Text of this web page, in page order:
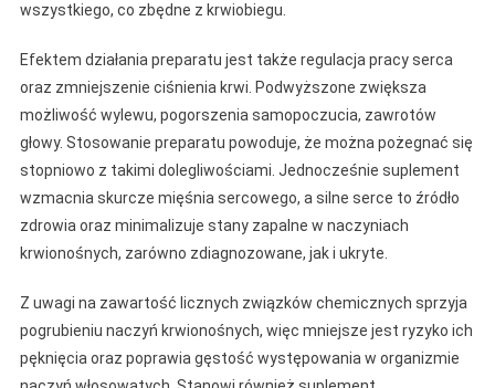
wszystkiego, co zbędne z krwiobiegu.
Efektem działania preparatu jest także regulacja pracy serca
oraz zmniejszenie ciśnienia krwi. Podwyższone zwiększa
możliwość wylewu, pogorszenia samopoczucia, zawrotów
głowy. Stosowanie preparatu powoduje, że można pożegnać się
stopniowo z takimi dolegliwościami. Jednocześnie suplement
wzmacnia skurcze mięśnia sercowego, a silne serce to źródło
zdrowia oraz minimalizuje stany zapalne w naczyniach
krwionośnych, zarówno zdiagnozowane, jak i ukryte.
Z uwagi na zawartość licznych związków chemicznych sprzyja
pogrubieniu naczyń krwionośnych, więc mniejsze jest ryzyko ich
pęknięcia oraz poprawia gęstość występowania w organizmie